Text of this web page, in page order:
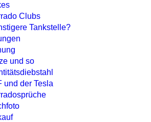
Clubs
Tankstelle?
und so
und der Tesla